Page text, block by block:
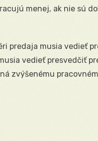
menej, ak nie sú
predaja musia vedieť
vedieť presvedčiť
zvýšenému